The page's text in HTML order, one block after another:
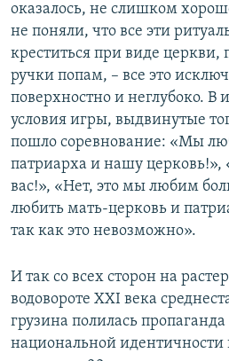
оказалось, не слишком
не поняли, что все эти
креститься при виде церкви,
ручки попам, – все это
поверхностно и неглубоко. В
условия игры, выдвинутые
пошло соревнование: «Мы
патриарха и нашу
вас!», «Нет, это мы любим
любить мать-церковь и
так как это невозможно».
И так со всех сторон на
водовороте XXI века
грузина полилась
национальной